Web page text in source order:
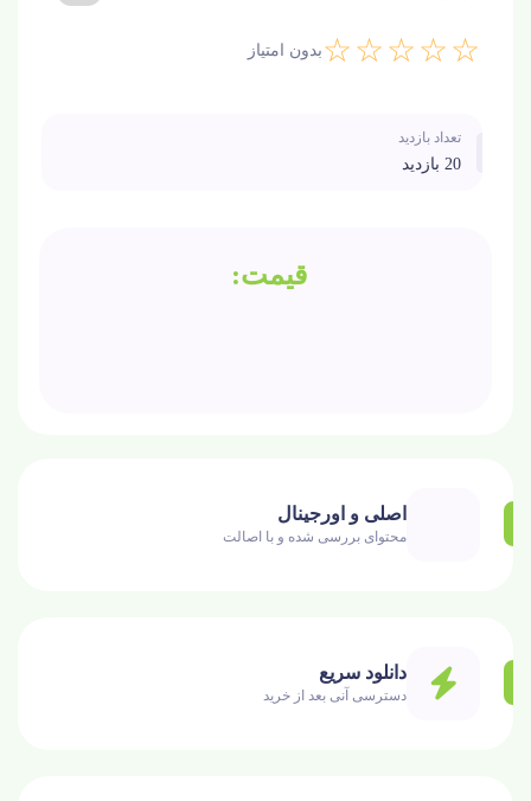
☆☆☆☆☆ بدون امتیاز
تعداد بازدید
20 بازدید
اصلی و اورجینال
محتوای بررسی شده و با اصالت
دانلود سریع
دسترسی آنی بعد از خرید